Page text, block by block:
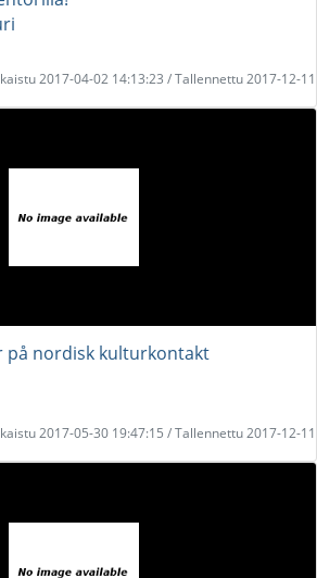
2017-04-02 14:13:23 / Tallennettu 2017-12-11
på nordisk kulturkontakt
2017-05-30 19:47:15 / Tallennettu 2017-12-11